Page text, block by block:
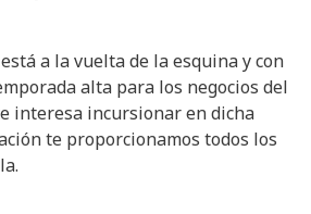
a la vuelta de la esquina y con
alta para los negocios del
interesa incursionar en dicha
te proporcionamos todos los